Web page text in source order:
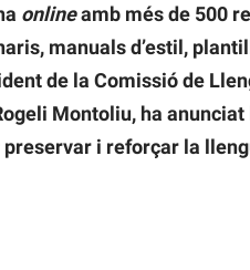
onlineamb més de 500
manuals d’estil,
de la Comissió de
Montoliu, ha anunciat
i reforçar la